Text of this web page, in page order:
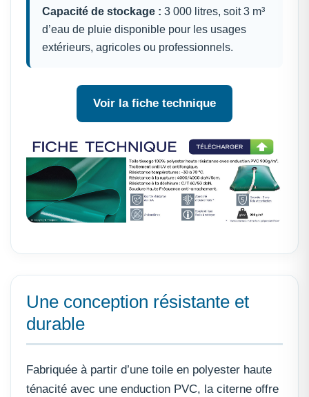
Capacité de stockage : 3 000 litres, soit 3 m³
d’eau de pluie disponible pour les usages
extérieurs, agricoles ou professionnels.
Voir la fiche technique
Une conception résistante et
durable
Fabriquée à partir d’une toile en polyester haute
ténacité avec une enduction PVC, la citerne offre